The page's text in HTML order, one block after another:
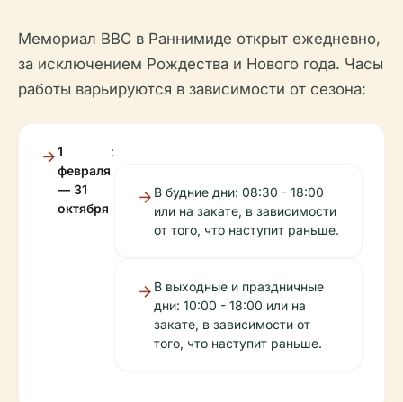
Мемориал ВВС в Раннимиде открыт ежедневно,
за исключением Рождества и Нового года. Часы
работы варьируются в зависимости от сезона:
1
февраля
— 31
октября
:
В будние дни: 08:30 - 18:00
или на закате, в зависимости
от того, что наступит раньше.
В выходные и праздничные
дни: 10:00 - 18:00 или на
закате, в зависимости от
того, что наступит раньше.